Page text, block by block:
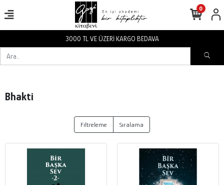
3000 TL VE ÜZERİ KARGO BEDAVA
0
Bhakti
Filtreleme Sıralama